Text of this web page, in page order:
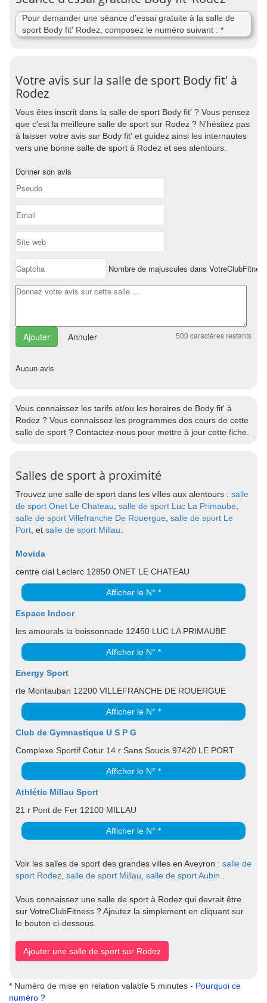
Pour demander une séance d'essai gratuite à la salle de
sport Body fit' Rodez, composez le numéro suivant : *
Votre avis sur la salle de sport Body fit' à
Rodez
Vous êtes inscrit dans la salle de sport Body fit' ? Vous pensez
que c'est la meilleure salle de sport sur Rodez ? N'hésitez pas
à laisser votre avis sur Body fit' et guidez ainsi les internautes
vers une bonne salle de sport à Rodez et ses alentours.
Donner son avis
Nombre de majuscules dans
Annuler 500 caractères restants
Aucun avis
Vous connaissez les tarifs et/ou les horaires de Body fit' à
Rodez ? Vous connaissez les programmes des cours de cette
salle de sport ? Contactez-nous pour mettre à jour cette fiche.
Salles de sport à proximité
Trouvez une salle de sport dans les villes aux alentours : salle
de sport Onet Le Chateau salle de sport Luc La Primaube
salle de sport Villefranche De Rouergue salle de sport Le
Port , et salle de sport Millau
Movida
centre cial Leclerc 12850 ONET LE CHATEAU
Afficher le N° *
Espace Indoor
les amourals la boissonnade 12450 LUC LA PRIMAUBE
Afficher le N° *
Energy Sport
rte Montauban 12200 VILLEFRANCHE DE ROUERGUE
Afficher le N° *
Club de Gymnastique U S P G
Complexe Sportif Cotur 14 r Sans Soucis 97420 LE PORT
Afficher le N° *
Athlétic Millau Sport
21 r Pont de Fer 12100 MILLAU
Afficher le N° *
Voir les salles de sport des grandes villes en Aveyron : salle de
sport Rodez salle de sport Millau salle de sport Aubin
Vous connaissez une salle de sport à Rodez qui devrait être
sur VotreClubFitness ? Ajoutez la simplement en cliquant sur
le bouton ci-dessous.
Ajouter une salle de sport sur Rodez
* Numéro de mise en relation valable 5 minutes - Pourquoi ce
numéro ?